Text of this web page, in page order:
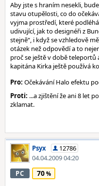
Aby jste s hraním nesekli,
stavu otupělosti, co do
vyjma prostředí, které
udivující, jak to designéři z
stejně“, i když se vzhledově
otázek než odpovědí a to
proč se ještě v době teleportů
kapitána Kirka ještě používá
Pro: Očekávání Halo efektu
Proti: ...a zjištění že ani 8 let
zklamat.
Psyx
12786
04.04.2009 04:20
PC 70